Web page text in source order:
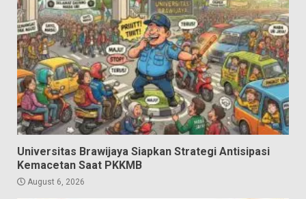
Universitas Brawijaya Siapkan Strategi Antisipasi
Kemacetan Saat PKKMB
August 6, 2026